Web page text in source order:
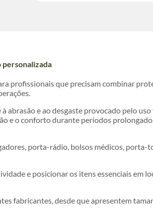
profissionais que precisam combinar
abrasão e ao desgaste provocado pelo
e o conforto durante períodos
porta-rádio, bolsos médicos,
e posicionar os itens essenciais em
fabricantes, desde que apresentem